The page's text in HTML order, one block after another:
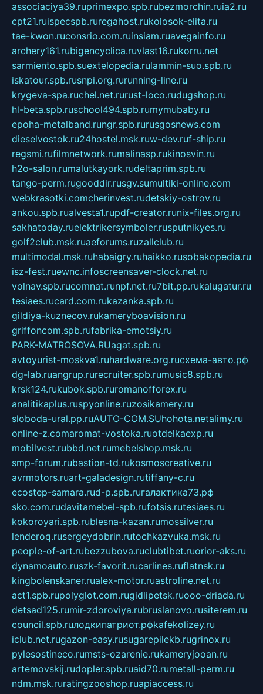
associaciya39.ruprimexpo.spb.rubezmorchin.ruia2.ru
cpt21.ruispecspb.ruregahost.rukolosok-elita.ru
tae-kwon.ruconsrio.com.ruinsiam.ruavegainfo.ru
archery161.rubigencyclica.ruvlast16.rukorru.net
sarmiento.spb.suextelopedia.rulammin-suo.spb.ru
iskatour.spb.rusnpi.org.rurunning-line.ru
krygeva-spa.ruchel.net.rurust-loco.rudugshop.ru
hl-beta.spb.ruschool494.spb.rumymubaby.ru
epoha-metalband.rungr.spb.rurusgosnews.com
dieselvostok.ru24hostel.msk.ruw-dev.ruf-ship.ru
regsmi.rufilmnetwork.rumalinasp.rukinosvin.ru
h2o-salon.rumalutkayork.rudeltaprim.spb.ru
tango-perm.rugooddir.rusgv.sumultiki-online.com
webkrasotki.comcherinvest.rudetskiy-ostrov.ru
ankou.spb.rualvesta1.rupdf-creator.runix-files.org.ru
sakhatoday.ruelektrikersymboler.rusputnikyes.ru
golf2club.msk.ruaeforums.ruzallclub.ru
multimodal.msk.ruhabaigry.ruhaikko.rusobakopedia.ru
isz-fest.ruewnc.infoscreensaver-clock.net.ru
volnav.spb.rucomnat.runpf.net.ru7bit.pp.rukalugatur.ru
tesiaes.rucard.com.rukazanka.spb.ru
gildiya-kuznecov.rukameryboavision.ru
griffoncom.spb.rufabrika-emotsiy.ru
PARK-MATROSOVA.RUagat.spb.ru
avtoyurist-moskva1.ruhardware.org.ruсхема-авто.рф
dg-lab.ruangrup.rurecruiter.spb.rumusic8.spb.ru
krsk124.rukubok.spb.ruromanofforex.ru
analitikaplus.ruspyonline.ruzosikamery.ru
sloboda-ural.pp.ruAUTO-COM.SUhohota.netalimy.ru
online-z.comaromat-vostoka.ruotdelkaexp.ru
mobilvest.rubbd.net.rumebelshop.msk.ru
smp-forum.rubastion-td.rukosmoscreative.ru
avrmotors.ruart-galadesign.rutiffany-c.ru
ecostep-samara.rud-p.spb.ruгалактика73.рф
sko.com.rudavitamebel-spb.rufotsis.rutesiaes.ru
kokoroyari.spb.rublesna-kazan.rumossilver.ru
lenderoq.rusergeydobrin.rutochkazvuka.msk.ru
people-of-art.rubezzubova.ruclubtibet.ruorior-aks.ru
dynamoauto.ruszk-favorit.rucarlines.ruflatnsk.ru
kingbolenskaner.rualex-motor.ruastroline.net.ru
act1.spb.rupolyglot.com.rugidlipetsk.ruooo-driada.ru
detsad125.rumir-zdoroviya.rubruslanovo.rusiterem.ru
council.spb.ruлодкипатриот.рфkafekolizey.ru
iclub.net.rugazon-easy.rusugarepilekb.rugrinox.ru
pylesostineco.rumsts-ozarenie.rukameryjooan.ru
artemovskij.rudopler.spb.ruaid70.rumetall-perm.ru
ndm.msk.ruratingzooshop.ruapiaccess.ru